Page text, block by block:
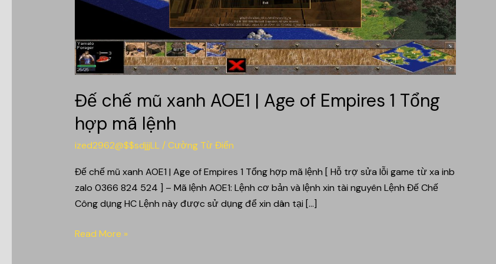
Đế chế mũ xanh AOE1 | Age of Empires 1 Tổng
hợp mã lệnh
ized2962@$$sdjjjLL/Cường Từ Điển
Đế chế mũ xanh AOE1 | Age of Empires 1 Tổng hợp mã lệnh [ Hỗ trợ sửa lỗi game từ xa inb
zalo 0366 824 524 ] – Mã lệnh AOE1: Lệnh cơ bản và lệnh xin tài nguyên Lệnh Đế Chế
Công dụng HC Lệnh này được sử dụng để xin dân tại […]
hợp
mã
lệnh
Read More »